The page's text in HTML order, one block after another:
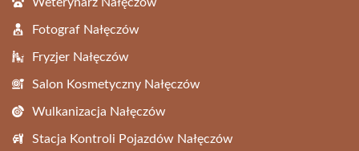
Fotograf Nałęczów
Fryzjer Nałęczów
Salon Kosmetyczny Nałęczów
Wulkanizacja Nałęczów
Stacja Kontroli Pojazdów Nałęczów